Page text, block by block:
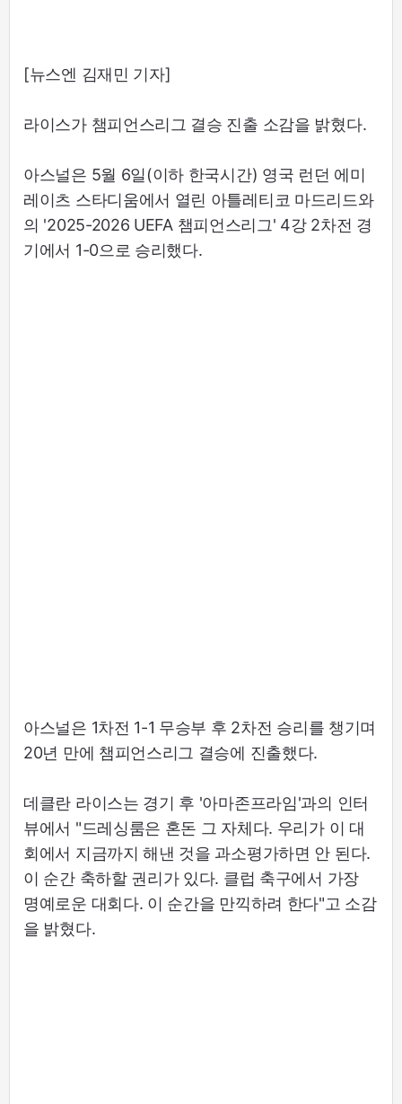
[뉴스엔 김재민 기자]
라이스가 챔피언스리그 결승 진출 소감을 밝혔다.
아스널은 5월 6일(이하 한국시간) 영국 런던 에미
레이츠 스타디움에서 열린 아틀레티코 마드리드와
의 '2025-2026 UEFA 챔피언스리그' 4강 2차전 경
기에서 1-0으로 승리했다.
아스널은 1차전 1-1 무승부 후 2차전 승리를 챙기며
20년 만에 챔피언스리그 결승에 진출했다.
데클란 라이스는 경기 후 '아마존프라임'과의 인터
뷰에서 "드레싱룸은 혼돈 그 자체다. 우리가 이 대
회에서 지금까지 해낸 것을 과소평가하면 안 된다.
이 순간 축하할 권리가 있다. 클럽 축구에서 가장
명예로운 대회다. 이 순간을 만끽하려 한다"고 소감
을 밝혔다.